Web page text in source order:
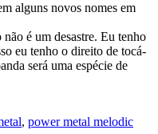
alguns novos nomes em
não é um desastre. Eu tenho
eu tenho o direito de tocá-
será uma espécie de
, power metal melodic